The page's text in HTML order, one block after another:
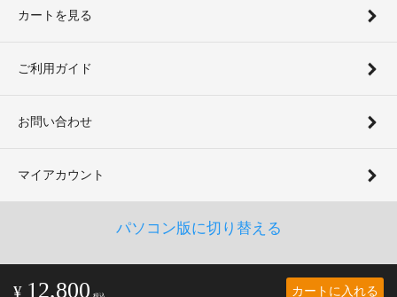
¥ 12,800 カートに入れる
カートを見る
ご利用ガイド
お問い合わせ
マイアカウント
パソコン版に切り替える